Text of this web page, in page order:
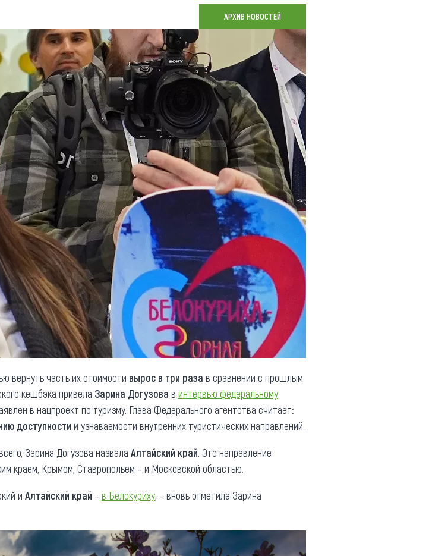
Общая информация
Как добраться
Люди, прославившие Алтай
Карты и буклеты
Коллекция впечатлений
Блог путешественника
Видеогалерея
Фотогалерея
АРХИВ НОВОСТЕЙ
вернуть часть их стоимости вырос в три раза в сравнении с прошлым
кешбэка привела Зарина Догузова в интервью федеральному
в нацпроект по туризму. Глава Федерального агентства считает:
доступности и узнаваемости внутренних туристических направлений.
Зарина Догузова назвала Алтайский край. Это направление
краем, Крымом, Ставропольем – и Московской областью.
и Алтайский край – в Белокуриху, – вновь отметила Зарина